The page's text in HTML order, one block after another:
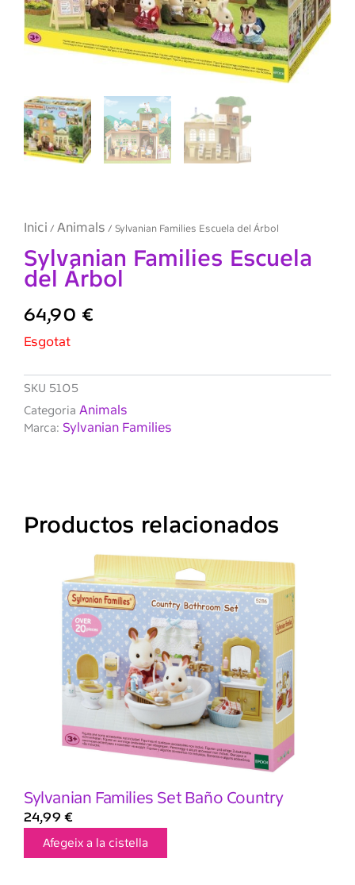
Inici / Animals / Sylvanian Families Escuela del Árbol
Sylvanian Families Escuela
del Árbol
64,90 €
Esgotat
SKU 5105
Categoria Animals
Marca: Sylvanian Families
Productos relacionados
Sylvanian Families Set Baño Country
24,99 €
Afegeix a la cistella